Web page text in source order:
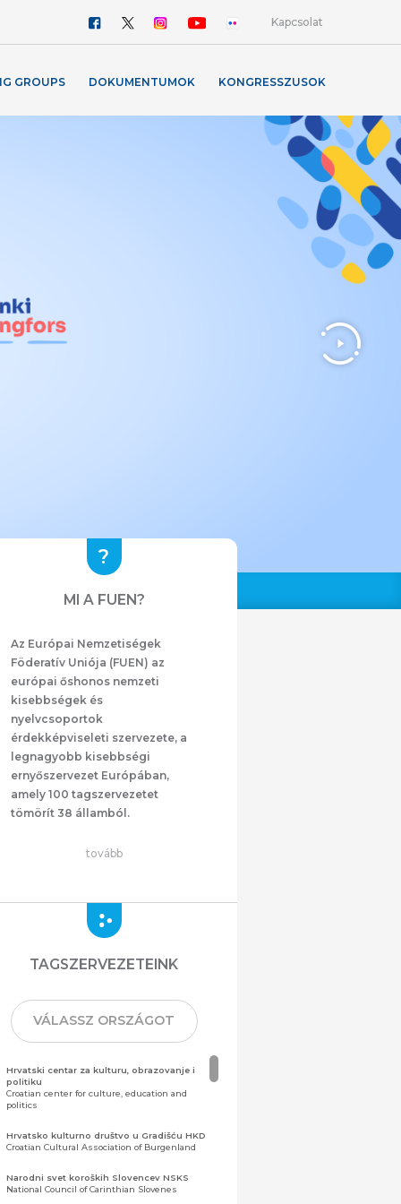
Kapcsolat
GROUPS DOKUMENTUMOK KONGRESSZUSOK
MI A FUEN?
Az Európai Nemzetiségek
Föderatív Uniója (FUEN) az
európai őshonos nemzeti
kisebbségek és
nyelvcsoportok
érdekképviseleti szervezete, a
legnagyobb kisebbségi
ernyőszervezet Európában,
amely 100 tagszervezetet
tömörít 38 államból.
tovább
TAGSZERVEZETEINK
VÁLASSZ ORSZÁGOT
Hrvatski centar za kulturu, obrazovanje i
politiku
Croatian center for culture, education and
politics
Hrvatsko kulturno društvo u Gradišću HKD
Croatian Cultural Association of Burgenland
Narodni svet koroških Slovencev NSKS
National Council of Carinthian Slovenes